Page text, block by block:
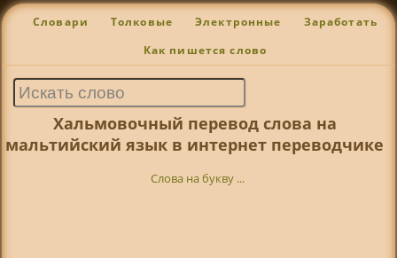
Словари Толковые Электронные Заработать
Как пишется слово
Хальмовочный перевод слова на
мальтийский язык в интернет переводчике
Слова на букву ...